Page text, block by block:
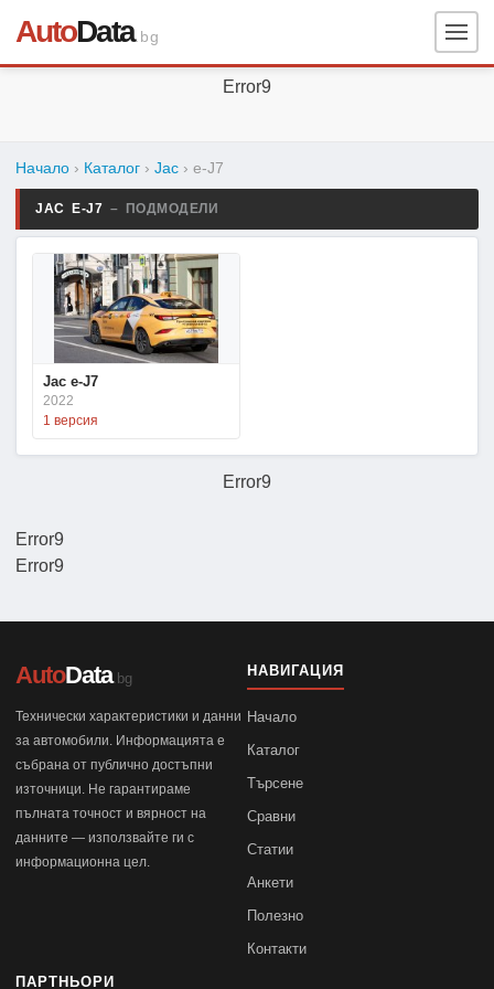
AutoData.bg
Error9
Error9
Начало › Каталог › Jac › e-J7
JAC E-J7 – ПОДМОДЕЛИ
Jac e-J7
2022
1 версия
Error9
Error9
AutoData.bg
Технически характеристики и данни
за автомобили. Информацията е
събрана от публично достъпни
източници. Не гарантираме
пълната точност и вярност на
данните — използвайте ги с
информационна цел.
НАВИГАЦИЯ
Начало
Каталог
Търсене
Сравни
Статии
Анкети
Полезно
Контакти
ПАРТНЬОРИ